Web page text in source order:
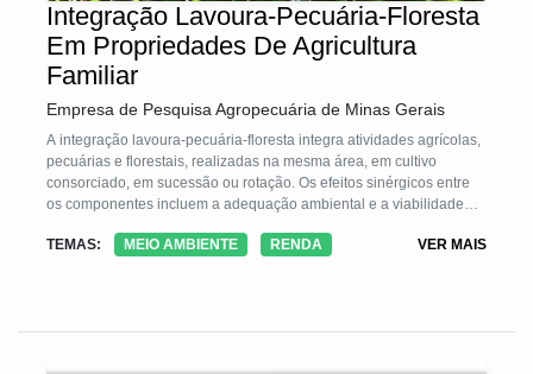
Integração Lavoura-Pecuária-Floresta
Em Propriedades De Agricultura
Familiar
Empresa de Pesquisa Agropecuária de Minas Gerais
A integração lavoura-pecuária-floresta integra atividades agrícolas,
pecuárias e florestais, realizadas na mesma área, em cultivo
consorciado, em sucessão ou rotação. Os efeitos sinérgicos entre
os componentes incluem a adequação ambiental e a viabilidade
TEMAS:
MEIO AMBIENTE RENDA VER MAIS